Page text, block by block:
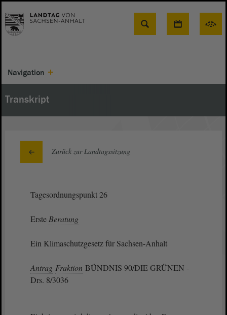
Suche
Navigation
Transkript
Zurück zur Landtagssitzung
Tagesordnungspunkt 26
Erste Beratung
Ein Klimaschutzgesetz für Sachsen-Anhalt
Antrag Fraktion BÜNDNIS 90/DIE GRÜNEN -
Drs. 8/3036